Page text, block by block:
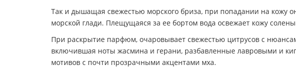
Так и дышащая свежестью морского бриза, при попадании на кожу
морской глади. Плещущаяся за ее бортом вода освежает кожу
При раскрытие парфюм, очаровывает свежестью цитрусов с
включившая ноты жасмина и герани, разбавленные лавровыми и
мотивов с почти прозрачными акцентами мха.